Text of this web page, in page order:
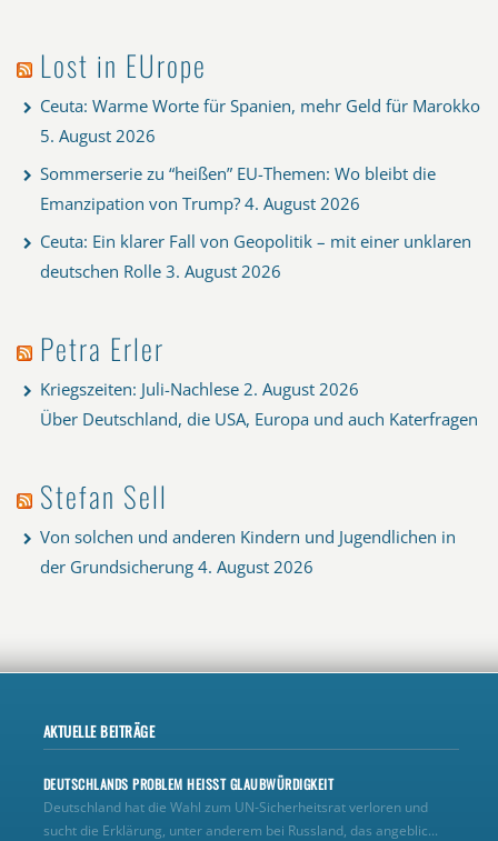
Lost in EUrope
Ceuta: Warme Worte für Spanien, mehr Geld für Marokko
5. August 2026
Sommerserie zu “heißen” EU-Themen: Wo bleibt die
Emanzipation von Trump? 4. August 2026
Ceuta: Ein klarer Fall von Geopolitik – mit einer unklaren
deutschen Rolle 3. August 2026
Petra Erler
Kriegszeiten: Juli-Nachlese 2. August 2026
Über Deutschland, die USA, Europa und auch Katerfragen
Stefan Sell
Von solchen und anderen Kindern und Jugendlichen in
der Grundsicherung 4. August 2026
AKTUELLE BEITRÄGE
DEUTSCHLANDS PROBLEM HEISST GLAUBWÜRDIGKEIT
Deutschland hat die Wahl zum UN‑Sicherheitsrat verloren und
sucht die Erklärung, unter anderem bei Russland, das angeblic...